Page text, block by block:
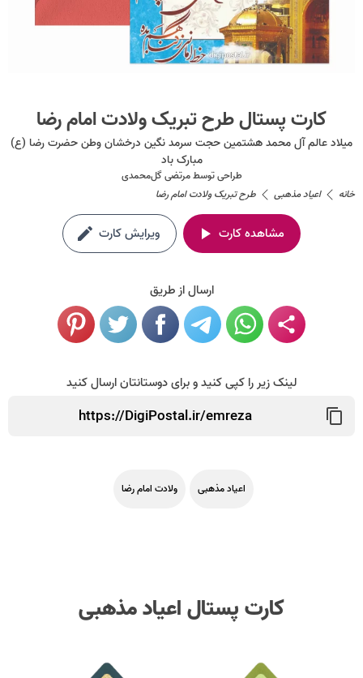
کارت پستال طرح تبریک ولادت امام رضا
میلاد عالم آل محمد هشتمین حجت سرمد نگین درخشان وطن حضرت رضا (ع)
مبارک باد
طراحی توسطمرتضی گل‌محمدی
خانه
اعیاد مذهبی طرح تبریک ولادت امام رضا
مشاهده کارت ویرایش کارت
ارسال از طریق
لینک زیر را کپی کنید و برای دوستانتان ارسال کنید
اعیاد مذهبی ولادت امام رضا
کارت پستال اعیاد مذهبی